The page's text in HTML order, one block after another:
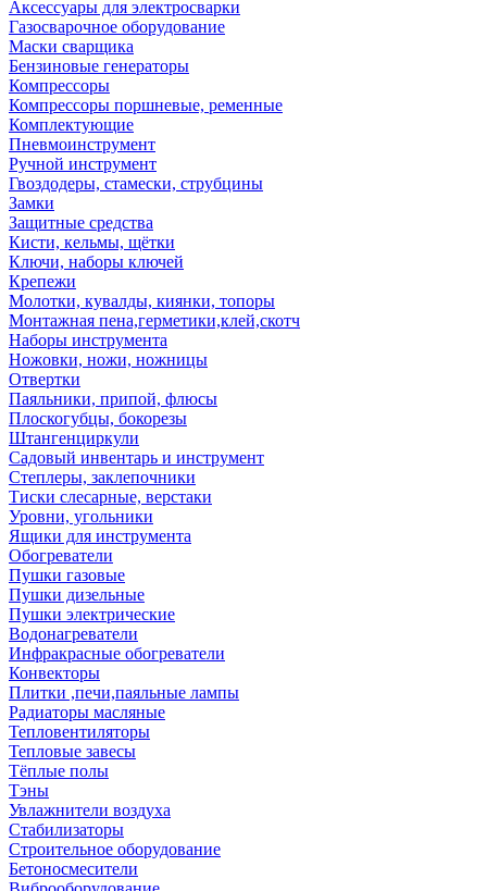
Аксессуары для электросварки
Газосварочное оборудование
Маски сварщика
Бензиновые генераторы
Компрессоры
Компрессоры поршневые, ременные
Комплектующие
Пневмоинструмент
Ручной инструмент
Гвоздодеры, стамески, струбцины
Замки
Защитные средства
Кисти, кельмы, щётки
Ключи, наборы ключей
Крепежи
Молотки, кувалды, киянки, топоры
Монтажная пена,герметики,клей,скотч
Наборы инструмента
Ножовки, ножи, ножницы
Отвертки
Паяльники, припой, флюсы
Плоскогубцы, бокорезы
Штангенциркули
Садовый инвентарь и инструмент
Степлеры, заклепочники
Тиски слесарные, верстаки
Уровни, угольники
Ящики для инструмента
Обогреватели
Пушки газовые
Пушки дизельные
Пушки электрические
Водонагреватели
Инфракрасные обогреватели
Конвекторы
Плитки ,печи,паяльные лампы
Радиаторы масляные
Тепловентиляторы
Тепловые завесы
Тёплые полы
Тэны
Увлажнители воздуха
Стабилизаторы
Строительное оборудование
Бетоносмесители